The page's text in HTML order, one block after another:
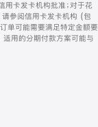
卡发卡机构批准；对于花
请参阅信用卡发卡机构 (包
单可能需要满足特定金额要
用的分期付款方案可能与